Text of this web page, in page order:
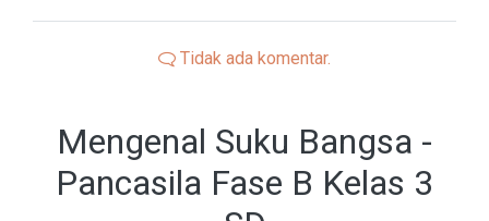
Tidak ada komentar.
Mengenal Suku Bangsa -
Pancasila Fase B Kelas 3